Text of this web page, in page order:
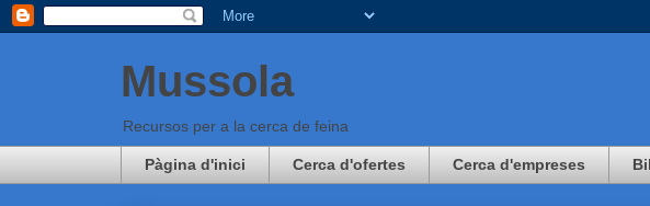
Mussola
Recursos per a la cerca de feina
Pàgina d'inici Cerca d'ofertes Cerca d'empreses